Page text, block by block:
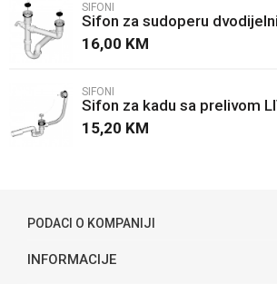
Poruka
SIFONI
Sifon za sudoperu
16,00 KM
SIFONI
Sifon za kadu sa prelivom
15,20 KM
PODACI O KOMPANIJI
Gama S doo
INFORMACIJE